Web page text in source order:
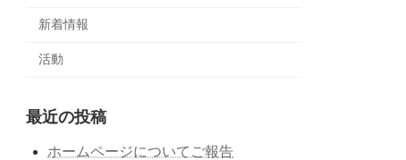
新着情報
活動
最近の投稿
ホームページについてご報告